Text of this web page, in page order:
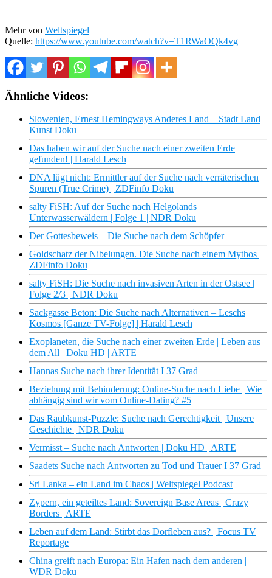
Mehr von Weltspiegel
Quelle: https://www.youtube.com/watch?v=T1RWaOQk4vg
Ähnliche Videos:
Slowenien, Ernest Hemingways Anderes Land – Stadt Land
Kunst Doku
Das haben wir auf der Suche nach einer zweiten Erde
gefunden! | Harald Lesch
DNA lügt nicht: Ermittler auf der Suche nach verräterischen
Spuren (True Crime) | ZDFinfo Doku
salty FiSH: Auf der Suche nach Helgolands
Unterwasserwäldern | Folge 1 | NDR Doku
Der Gottesbeweis – Die Suche nach dem Schöpfer
Goldschatz der Nibelungen. Die Suche nach einem Mythos |
ZDFinfo Doku
salty FiSH: Die Suche nach invasiven Arten in der Ostsee |
Folge 2/3 | NDR Doku
Sackgasse Beton: Die Suche nach Alternativen – Leschs
Kosmos [Ganze TV-Folge] | Harald Lesch
Exoplaneten, die Suche nach einer zweiten Erde | Leben aus
dem All | Doku HD | ARTE
Hannas Suche nach ihrer Identität I 37 Grad
Beziehung mit Behinderung: Online-Suche nach Liebe | Wie
abhängig sind wir vom Online-Dating? #5
Das Raubkunst-Puzzle: Suche nach Gerechtigkeit | Unsere
Geschichte | NDR Doku
Vermisst – Suche nach Antworten | Doku HD | ARTE
Saadets Suche nach Antworten zu Tod und Trauer I 37 Grad
Sri Lanka – ein Land im Chaos | Weltspiegel Podcast
Zypern, ein geteiltes Land: Sovereign Base Areas | Crazy
Borders | ARTE
Leben auf dem Land: Stirbt das Dorfleben aus? | Focus TV
Reportage
China greift nach Europa: Ein Hafen nach dem anderen |
WDR Doku